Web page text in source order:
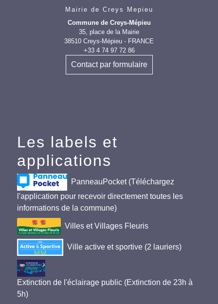
Mairie de Creys Mepieu
Commune de Creys-Mépieu
35, place de la Mairie
38510 Creys-Mépieu - FRANCE
+33 4 74 97 72 86
Contact par formulaire
Les labels et
applications
PanneauPocket (Téléchargez
l'application pour recevoir directement toutes les
informations de la commune)
Villes et Villages Fleuris
Ville active et sportive (2 lauriers)
Extinction de l'éclairage public (Extinction de 23h à
5h)